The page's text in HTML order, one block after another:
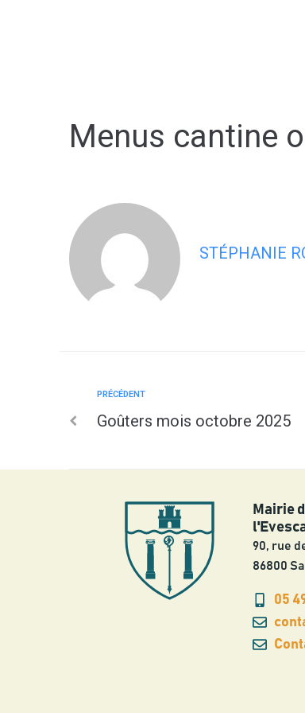
Menus cantine
STÉPHANIE
PRÉCÉDENT
Goûters mois octobre 2025
Mairie
90, rue
86800
05